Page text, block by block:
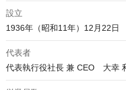
設立
1936年（昭和11年）12月22日
代表者
代表執行役社長 兼 CEO　大幸